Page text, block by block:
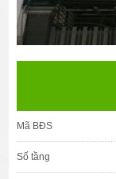
Mã BĐS
Số tầng